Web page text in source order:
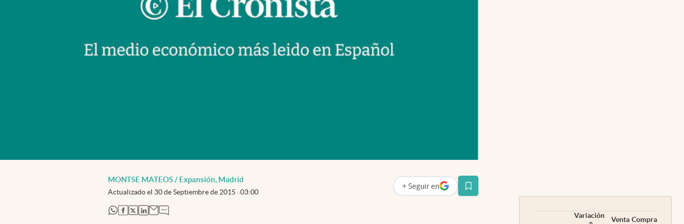
MONTSE MATEOS / Expansión, Madrid
Actualizado el 30 de Septiembre de 2015 03:00
+ Seguir en
abre en nueva pestaña
abre en nueva pestaña
abre en nueva pestaña
abre en nueva pestaña
abre en nueva pestaña
Variación Venta Compra